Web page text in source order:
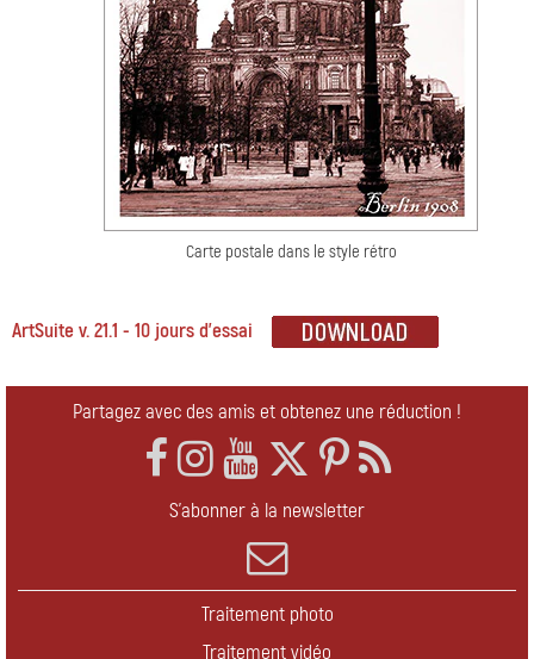
Carte postale dans le style rétro
ArtSuite v. 21.1 - 10 jours d'essai
Partagez avec des amis et obtenez une réduction !
S'abonner à la newsletter
Traitement photo
Traitement vidéo